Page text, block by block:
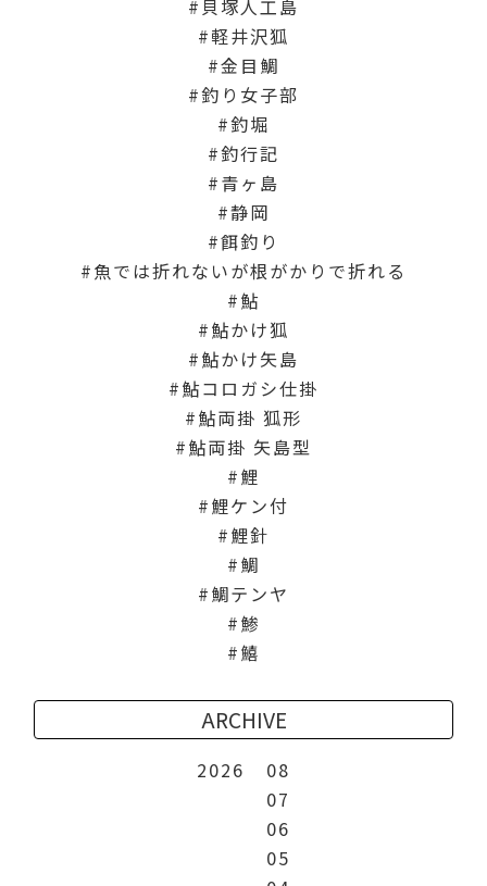
貝塚人工島
軽井沢狐
金目鯛
釣り女子部
釣堀
釣行記
青ヶ島
静岡
餌釣り
魚では折れないが根がかりで折れる
鮎
鮎かけ狐
鮎かけ矢島
鮎コロガシ仕掛
鮎両掛 狐形
鮎両掛 矢島型
鯉
鯉ケン付
鯉針
鯛
鯛テンヤ
鯵
鱚
ARCHIVE
2026
08
07
06
05